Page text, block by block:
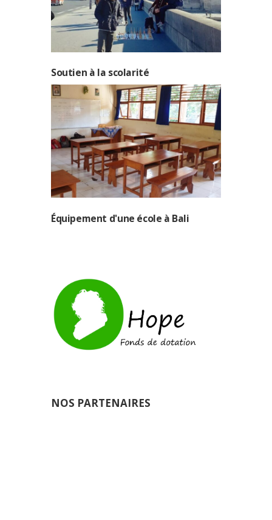
Soutien à la scolarité
Équipement d'une école à Bali
NOS PARTENAIRES